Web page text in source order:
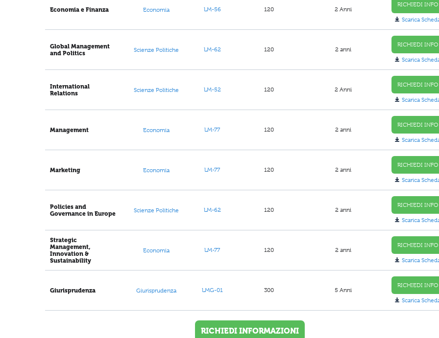
Economia e Finanza Economia LM-56 120 2 Anni
RICHIEDI INFO
Scarica
Global Management
and Politics
Scienze Politiche LM-62 120 2 anni
RICHIEDI INFO
Scarica
International
Relations
Scienze Politiche LM-52 120 2 Anni
RICHIEDI INFO
Scarica
Management Economia LM-77 120 2 anni
RICHIEDI INFO
Scarica
Marketing Economia LM-77 120 2 anni
RICHIEDI INFO
Scarica
Policies and
Governance in Europe
Scienze Politiche LM-62 120 2 anni
RICHIEDI INFO
Scarica
Strategic
Management,
Innovation &
Sustainability
Economia LM-77 120 2 anni
RICHIEDI INFO
Scarica
Giurisprudenza Giurisprudenza LMG-01 300 5 Anni
RICHIEDI INFO
Scarica
RICHIEDI INFORMAZIONI